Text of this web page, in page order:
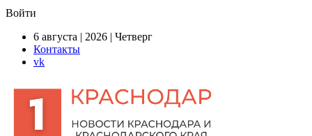
Войти
6 августа | 2026 | Четверг
Контакты
vk